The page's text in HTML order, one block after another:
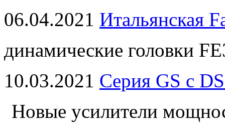
06.04.2021 Итальянская
динамические головки
10.03.2021 Серия GS с
Новые усилители